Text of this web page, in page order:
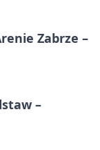
Zabrze –
–